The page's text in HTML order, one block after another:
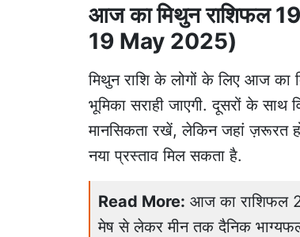
आज का मिथुन राशिफल
19 May 2025)
मिथुन राशि के लोगों के लिए आज का
भूमिका सराही जाएगी. दूसरों के
मानसिकता रखें, लेकिन जहां ज़रूरत
नया प्रस्ताव मिल सकता है.
Read More: आज का राशिफल
मेष से लेकर मीन तक दैनिक